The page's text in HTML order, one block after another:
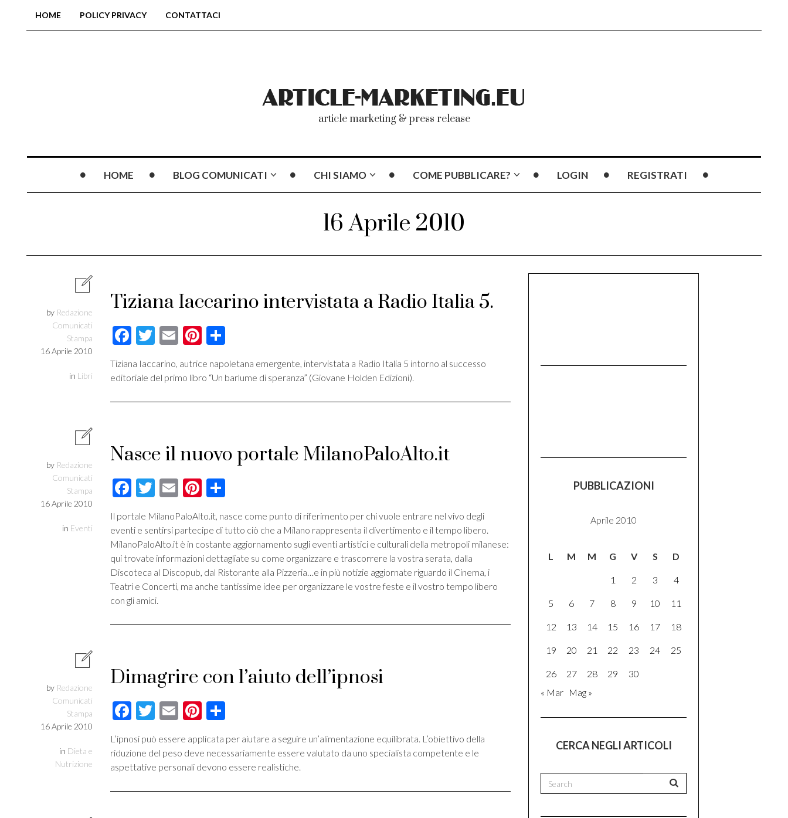
HOME POLICY PRIVACY CONTATTACI
article marketing & press release
HOME BLOG COMUNICATI CHI SIAMO COME PUBBLICARE? LOGIN REGISTRATI
16 Aprile 2010
by Redazione
Comunicati
Stampa
16 Aprile 2010
in Libri
Tiziana Iaccarino intervistata a Radio Italia 5.
Facebook
Twitter
EmailPinterest
Condividi
Tiziana Iaccarino, autrice napoletana emergente, intervistata a Radio Italia 5 intorno al successo
editoriale del primo libro “Un barlume di speranza” (Giovane Holden Edizioni).
by Redazione
Comunicati
Stampa
16 Aprile 2010
in Eventi
Nasce il nuovo portale MilanoPaloAlto.it
Facebook
Twitter
EmailPinterest
Condividi
Il portale MilanoPaloAlto.it, nasce come punto di riferimento per chi vuole entrare nel vivo degli
eventi e sentirsi partecipe di tutto ciò che a Milano rappresenta il divertimento e il tempo libero.
MilanoPaloAlto.it è in costante aggiornamento sugli eventi artistici e culturali della metropoli milanese:
qui trovate informazioni dettagliate su come organizzare e trascorrere la vostra serata, dalla
Discoteca al Discopub, dal Ristorante alla Pizzeria…e in più notizie aggiornate riguardo il Cinema, i
Teatri e Concerti, ma anche tantissime idee per organizzare le vostre feste e il vostro tempo libero
con gli amici.
by Redazione
Comunicati
Stampa
16 Aprile 2010
in Dieta e
Nutrizione
Dimagrire con l’aiuto dell’ipnosi
Facebook
Twitter
EmailPinterest
Condividi
L’ipnosi può essere applicata per aiutare a seguire un’alimentazione equilibrata. L’obiettivo della
riduzione del peso deve necessariamente essere valutato da uno specialista competente e le
aspettative personali devono essere realistiche.
PUBBLICAZIONI
Aprile 2010
L M M G V S D
1 2 3 4
5 6 7 8 9 10 11
12 13 14 15 16 17 18
19 20 21 22 23 24 25
26 27 28 29
30
« Mar Mag »
CERCA NEGLI ARTICOLI